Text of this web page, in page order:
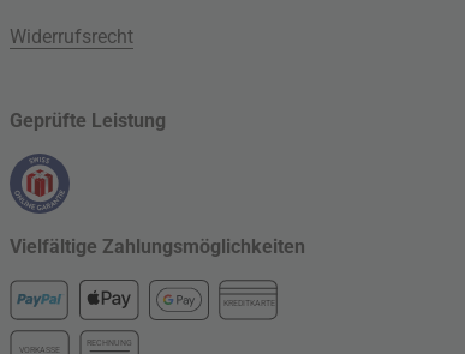
Widerrufsrecht
Geprüfte Leistung
Vielfältige Zahlungsmöglichkeiten
KREDITKARTE
VORKASSE
RECHNUNG